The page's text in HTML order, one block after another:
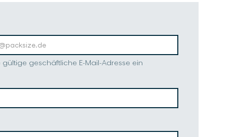
geschäftliche E-Mail-Adresse ein